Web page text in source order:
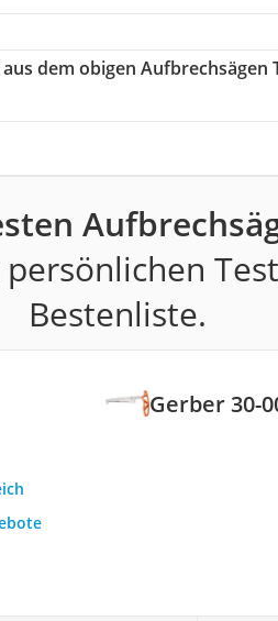
dem obigen Aufbrechsägen
Bestenliste.
Gerber 30-